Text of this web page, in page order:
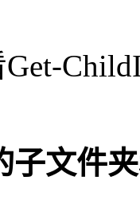
子文件